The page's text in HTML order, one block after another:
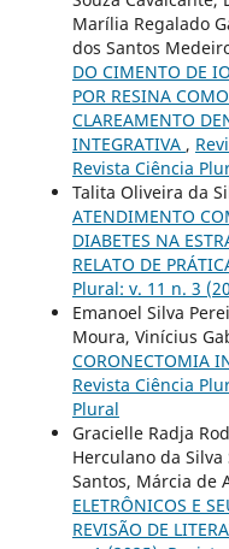
Marília Regalado
dos Santos
DO CIMENTO DE
POR RESINA
CLAREAMENTO
INTEGRATIVA ,
Revista Ciência
Talita Oliveira da
ATENDIMENTO
DIABETES NA
RELATO DE
Plural: v. 11 n. 3
Emanoel Silva
Moura, Vinícius
CORONECTOMIA
Revista Ciência
Plural
Gracielle Radja
Herculano da
Santos, Márcia de
ELETRÔNICOS E
REVISÃO DE